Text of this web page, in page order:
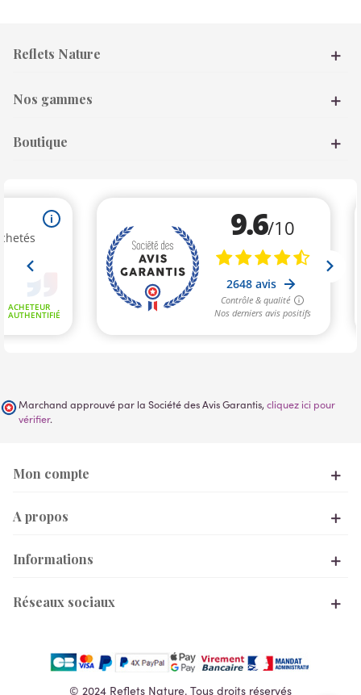
Reflets Nature
Nos gammes
Boutique
Marchand approuvé par la Société des Avis Garantis, cliquez ici pour
vérifier.
Mon compte
A propos
Informations
Réseaux sociaux
© 2024 Reflets Nature. Tous droits réservés